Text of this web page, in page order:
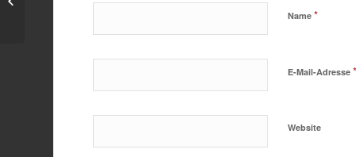
Name*
E-Mail-Adresse
Website